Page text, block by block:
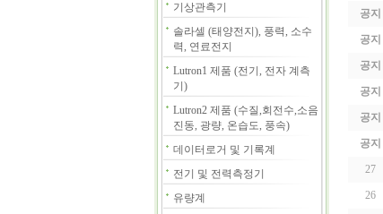
기상관측기
솔라셀 (태양전지), 풍력, 소수
력, 연료전지
Lutron1 제품 (전기, 전자 계측
기)
Lutron2 제품 (수질,회전수,소음
진동, 광량, 온습도, 풍속)
데이터로거 및 기록계
전기 및 전력측정기
유량계
공지
공지
공지
공지
공지
공지
27
26